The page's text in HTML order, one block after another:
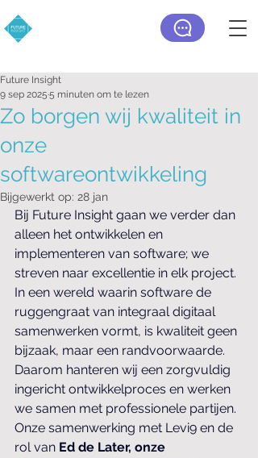
Zo borgen wij kwaliteit in
onze
softwareontwikkeling
Future Insight
9 sep 2025 5 minuten om te lezen
Bijgewerkt op: 28 jan
Bij Future Insight gaan we verder dan
alleen het ontwikkelen en
implementeren van software; we
streven naar excellentie in elk project.
In een wereld waarin software de
ruggengraat van integraal digitaal
samenwerken vormt, is kwaliteit geen
bijzaak, maar een randvoorwaarde.
Daarom hanteren wij een zorgvuldig
ingericht ontwikkelproces en werken
we samen met professionele partijen.
Onze samenwerking met Levi9 en de
rol van Ed de Later, onze